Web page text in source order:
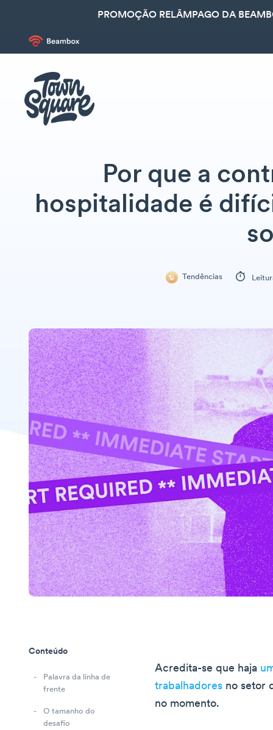
PROMOÇÃO RELÂMPAGO DA
Por que a
hospitalidade é
Tendências
Conteúdo
Palavra da linha de
frente
O tamanho do
desafio
Acredita-se que haja
trabalhadores no setor
no momento.